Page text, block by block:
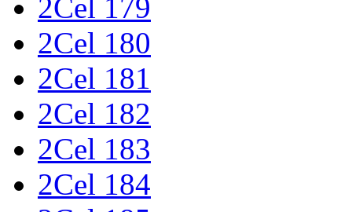
2Cel 179
2Cel 180
2Cel 181
2Cel 182
2Cel 183
2Cel 184